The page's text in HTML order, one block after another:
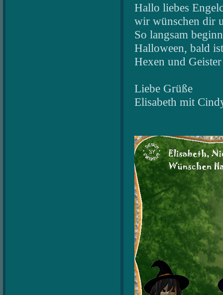
Hallo liebes
wir wünschen dir
So langsam
Halloween, bald
Hexen und
Liebe Grüße
Elisabeth mit